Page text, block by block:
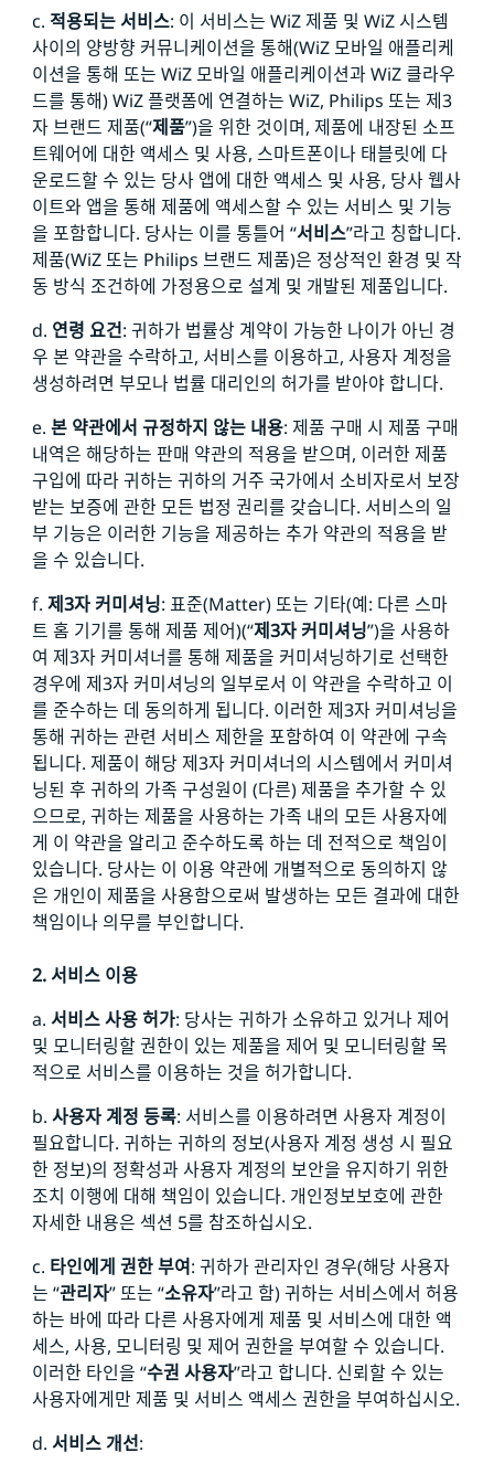
c. 적용되는 서비스: 이 서비스는 WiZ 제품 및 WiZ 시스템
사이의 양방향 커뮤니케이션을 통해(WiZ 모바일 애플리케
이션을 통해 또는 WiZ 모바일 애플리케이션과 WiZ 클라우
드를 통해) WiZ 플랫폼에 연결하는 WiZ, Philips 또는 제3
자 브랜드 제품(“제품”)을 위한 것이며, 제품에 내장된 소프
트웨어에 대한 액세스 및 사용, 스마트폰이나 태블릿에 다
운로드할 수 있는 당사 앱에 대한 액세스 및 사용, 당사 웹사
이트와 앱을 통해 제품에 액세스할 수 있는 서비스 및 기능
을 포함합니다. 당사는 이를 통틀어 “서비스”라고 칭합니다.
제품(WiZ 또는 Philips 브랜드 제품)은 정상적인 환경 및 작
동 방식 조건하에 가정용으로 설계 및 개발된 제품입니다.
d. 연령 요건: 귀하가 법률상 계약이 가능한 나이가 아닌 경
우 본 약관을 수락하고, 서비스를 이용하고, 사용자 계정을
생성하려면 부모나 법률 대리인의 허가를 받아야 합니다.
e. 본 약관에서 규정하지 않는 내용: 제품 구매 시 제품 구매
내역은 해당하는 판매 약관의 적용을 받으며, 이러한 제품
구입에 따라 귀하는 귀하의 거주 국가에서 소비자로서 보장
받는 보증에 관한 모든 법정 권리를 갖습니다. 서비스의 일
부 기능은 이러한 기능을 제공하는 추가 약관의 적용을 받
을 수 있습니다.
f. 제3자 커미셔닝: 표준(Matter) 또는 기타(예: 다른 스마
트 홈 기기를 통해 제품 제어)(“제3자 커미셔닝”)을 사용하
여 제3자 커미셔너를 통해 제품을 커미셔닝하기로 선택한
경우에 제3자 커미셔닝의 일부로서 이 약관을 수락하고 이
를 준수하는 데 동의하게 됩니다. 이러한 제3자 커미셔닝을
통해 귀하는 관련 서비스 제한을 포함하여 이 약관에 구속
됩니다. 제품이 해당 제3자 커미셔너의 시스템에서 커미셔
닝된 후 귀하의 가족 구성원이 (다른) 제품을 추가할 수 있
으므로, 귀하는 제품을 사용하는 가족 내의 모든 사용자에
게 이 약관을 알리고 준수하도록 하는 데 전적으로 책임이
있습니다. 당사는 이 이용 약관에 개별적으로 동의하지 않
은 개인이 제품을 사용함으로써 발생하는 모든 결과에 대한
책임이나 의무를 부인합니다.
2. 서비스 이용
a. 서비스 사용 허가: 당사는 귀하가 소유하고 있거나 제어
및 모니터링할 권한이 있는 제품을 제어 및 모니터링할 목
적으로 서비스를 이용하는 것을 허가합니다.
b. 사용자 계정 등록: 서비스를 이용하려면 사용자 계정이
필요합니다. 귀하는 귀하의 정보(사용자 계정 생성 시 필요
한 정보)의 정확성과 사용자 계정의 보안을 유지하기 위한
조치 이행에 대해 책임이 있습니다. 개인정보보호에 관한
자세한 내용은 섹션 5를 참조하십시오.
c. 타인에게 권한 부여: 귀하가 관리자인 경우(해당 사용자
는 “관리자” 또는 “소유자”라고 함) 귀하는 서비스에서 허용
하는 바에 따라 다른 사용자에게 제품 및 서비스에 대한 액
세스, 사용, 모니터링 및 제어 권한을 부여할 수 있습니다.
이러한 타인을 “수권 사용자”라고 합니다. 신뢰할 수 있는
사용자에게만 제품 및 서비스 액세스 권한을 부여하십시오.
d. 서비스 개선: